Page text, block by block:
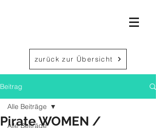
zurück zur Übersicht
Beitrag
Alle Beiträge
Alle Beiträge
Pirate WOMEN /